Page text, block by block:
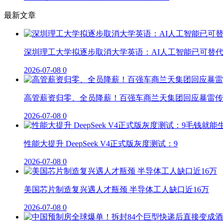
最新文章
深圳理工大学拟逐步取消大学英语：AI人工智能已可替代
2026-07-08 0
高管薪资归零、全员降薪！百强车商兰天集团回应暴雷
2026-07-08 0
性能大提升 DeepSeek V4正式版灰度测试：9
2026-07-08 0
美国芯片制造复兴遇人才瓶颈 半导体工人缺口近16万
2026-07-08 0